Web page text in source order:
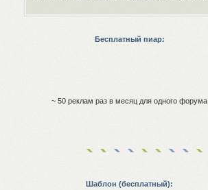
Бесплатный пиар:
~ 50 реклам раз в месяц для одного форума
Шаблон (бесплатный):